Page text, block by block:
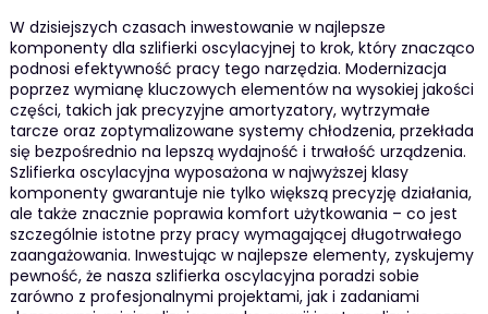
W dzisiejszych czasach inwestowanie w najlepsze
komponenty dla szlifierki oscylacyjnej to krok, który znacząco
podnosi efektywność pracy tego narzędzia. Modernizacja
poprzez wymianę kluczowych elementów na wysokiej jakości
części, takich jak precyzyjne amortyzatory, wytrzymałe
tarcze oraz zoptymalizowane systemy chłodzenia, przekłada
się bezpośrednio na lepszą wydajność i trwałość urządzenia.
Szlifierka oscylacyjna wyposażona w najwyższej klasy
komponenty gwarantuje nie tylko większą precyzję działania,
ale także znacznie poprawia komfort użytkowania – co jest
szczególnie istotne przy pracy wymagającej długotrwałego
zaangażowania. Inwestując w najlepsze elementy, zyskujemy
pewność, że nasza szlifierka oscylacyjna poradzi sobie
zarówno z profesjonalnymi projektami, jak i zadaniami